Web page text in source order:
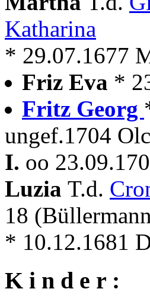
Katharina
* 29.07.1677
Friz Eva *
Fritz Georg
ungef.1704
I. oo
Luzia T.d.
18
* 10.12.1681
K i n d e r :